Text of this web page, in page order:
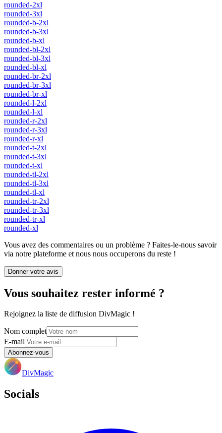
rounded-2xl
rounded-3xl
rounded-b-2xl
rounded-b-3xl
rounded-b-xl
rounded-bl-2xl
rounded-bl-3xl
rounded-bl-xl
rounded-br-2xl
rounded-br-3xl
rounded-br-xl
rounded-l-2xl
rounded-l-xl
rounded-r-2xl
rounded-r-3xl
rounded-r-xl
rounded-t-2xl
rounded-t-3xl
rounded-t-xl
rounded-tl-2xl
rounded-tl-3xl
rounded-tl-xl
rounded-tr-2xl
rounded-tr-3xl
rounded-tr-xl
rounded-xl
Vous avez des commentaires ou un problème ? Faites-le-nous savoir
via notre plateforme et nous nous occuperons du reste !
Donner votre avis
Vous souhaitez rester informé ?
Rejoignez la liste de diffusion DivMagic !
Nom complet
E-mail
Abonnez-vous
DivMagic
Socials